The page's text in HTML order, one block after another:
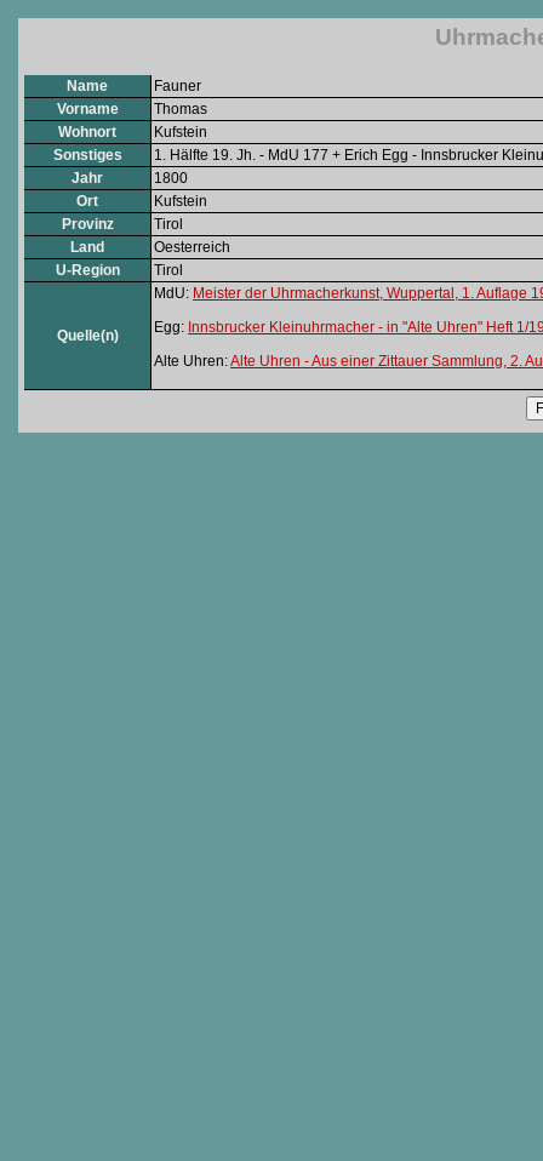
Name
Fauner
Vorname
Thomas
Wohnort
Kufstein
Sonstiges
1. Hälfte 19. Jh. - MdU 177 + Erich Egg - Innsbrucker
Jahr
1800
Ort
Kufstein
Provinz
Tirol
Land
Oesterreich
U-Region
Tirol
Quelle(n)
MdU: Meister der Uhrmacherkunst, Wuppertal, 1. Auflage
Egg: Innsbrucker Kleinuhrmacher - in "Alte Uhren" Heft 1/
Alte Uhren:Alte Uhren - Aus einer Zittauer Sammlung, 2.